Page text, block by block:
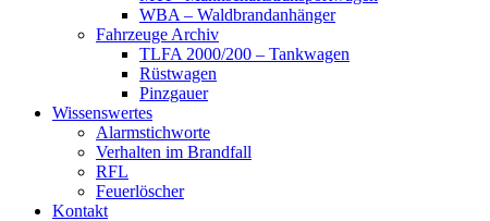
WBA – Waldbrandanhänger
Fahrzeuge Archiv
TLFA 2000/200 – Tankwagen
Rüstwagen
Pinzgauer
Wissenswertes
Alarmstichworte
Verhalten im Brandfall
RFL
Feuerlöscher
Kontakt